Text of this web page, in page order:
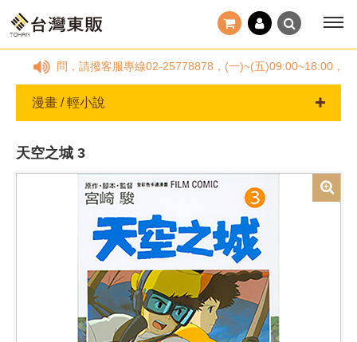
何疑問，請撥客服專線02-25778878，(一)~(五)09:00~18:00，國定
漫畫 / 輕小說
天空之城 3